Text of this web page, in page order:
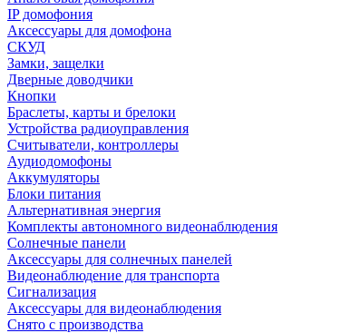
IP домофония
Аксессуары для домофона
СКУД
Замки, защелки
Дверные доводчики
Кнопки
Браслеты, карты и брелоки
Устройства радиоуправления
Считыватели, контроллеры
Аудиодомофоны
Аккумуляторы
Блоки питания
Альтернативная энергия
Комплекты автономного видеонаблюдения
Солнечные панели
Аксессуары для солнечных панелей
Видеонаблюдение для транспорта
Сигнализация
Аксессуары для видеонаблюдения
Снято с производства